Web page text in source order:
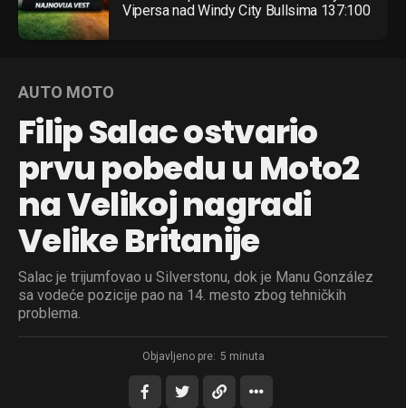
Vipersa nad Windy City Bullsima 137:100
AUTO MOTO
Filip Salac ostvario
prvu pobedu u Moto2
na Velikoj nagradi
Velike Britanije
Salac je trijumfovao u Silverstonu, dok je Manu González
sa vodeće pozicije pao na 14. mesto zbog tehničkih
problema.
Objavljeno pre: 5 minuta
Pinterest